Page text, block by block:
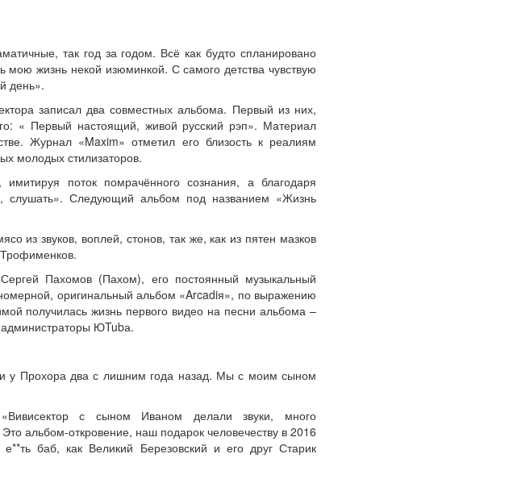
так год за годом. Всё как будто спланировано
мою жизнь некой изюминкой. С самого детства чувствую
день».
записал два совместных альбома. Первый из них,
« Первый настоящий, живой русский рэп». Материал
Журнал «Maxim» отметил его близость к реалиям
молодых стилизаторов.
поток помрачённого сознания, а благодаря
слушать». Следующий альбом под названием «Жизнь
из звуков, воплей, стонов, так же, как из пятен мазков
Пахомов (Пахом), его постоянный музыкальный
оригинальный альбом «Arcadiя», по выражению
получилась жизнь первого видео на песни альбома –
ЮTubа.
у Прохора два с лишним года назад. Мы с моим сыном
с сыном Иваном делали звуки, много
альбом-откровение, наш подарок человечеству в 2016
баб, как Великий Березовский и его друг Старик